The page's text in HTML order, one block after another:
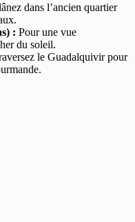
dans l’ancien quartier
: Pour une vue
du soleil.
le Guadalquivir pour